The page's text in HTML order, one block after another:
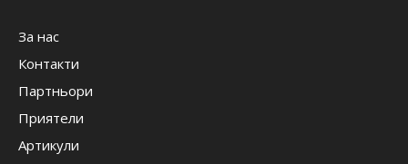
За нас
Контакти
Партньори
Приятели
Артикули